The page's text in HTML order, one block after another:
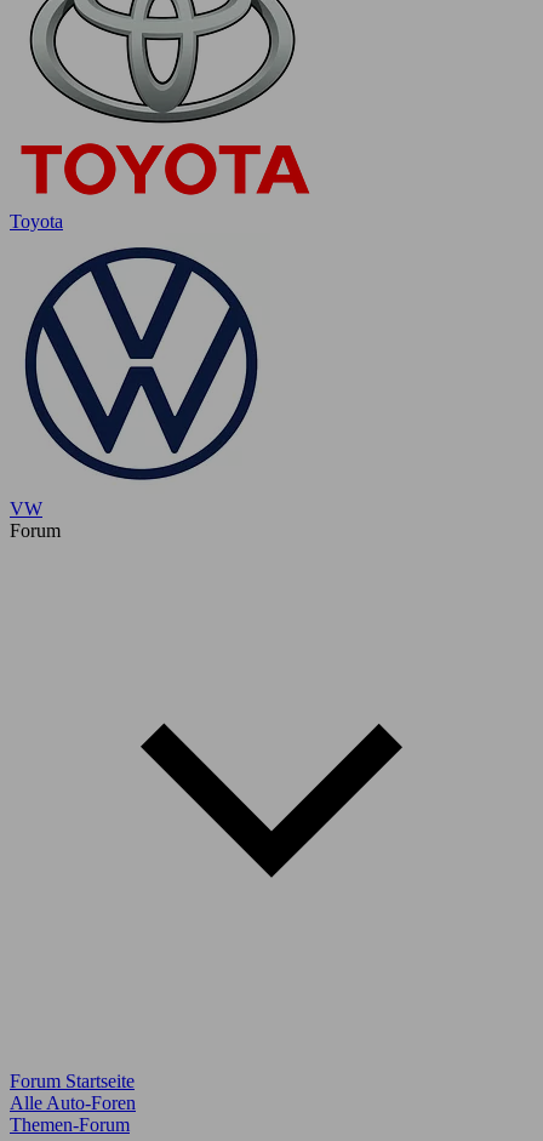
Toyota
VW
Forum
Forum Startseite
Alle Auto-Foren
Themen-Forum